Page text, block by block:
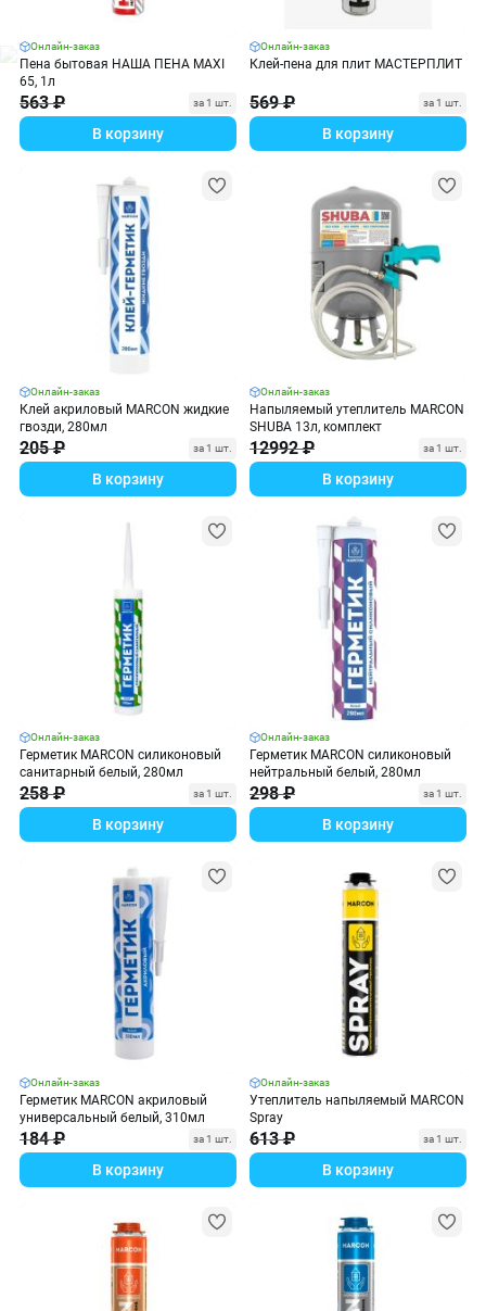
Онлайн-заказ
Пена бытовая НАША ПЕНА MAXI
65, 1л
563 ₽ за 1 шт.
В корзину
Онлайн-заказ
Клей-пена для плит МАСТЕРПЛИТ
569 ₽ за 1 шт.
В корзину
Онлайн-заказ
Клей акриловый MARCON жидкие
гвозди, 280мл
205 ₽ за 1 шт.
В корзину
Онлайн-заказ
Напыляемый утеплитель MARCON
SHUBA 13л, комплект
12992 ₽ за 1 шт.
В корзину
Онлайн-заказ
Герметик MARCON силиконовый
санитарный белый, 280мл
258 ₽ за 1 шт.
В корзину
Онлайн-заказ
Герметик MARCON силиконовый
нейтральный белый, 280мл
298 ₽ за 1 шт.
В корзину
Онлайн-заказ
Герметик MARCON акриловый
универсальный белый, 310мл
184 ₽ за 1 шт.
В корзину
Онлайн-заказ
Утеплитель напыляемый MARCON
Spray
613 ₽ за 1 шт.
В корзину